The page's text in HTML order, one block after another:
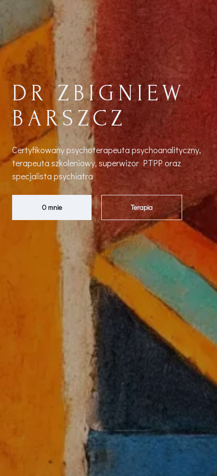
DR ZBIGNIEW
BARSZCZ
Certyfikowany psychoterapeuta psychoanalityczny,
terapeuta szkoleniowy, superwizor PTPP oraz
specjalista psychiatra
O mnie Terapia